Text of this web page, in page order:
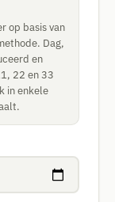
op basis van
Dag,
en
22 en 33
in enkele